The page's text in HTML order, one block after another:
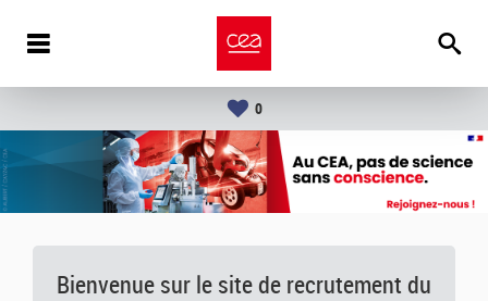
0
Bienvenue sur le site de recrutement du